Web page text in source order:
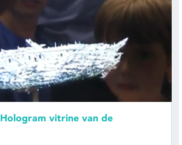
Hologram vitrine van de